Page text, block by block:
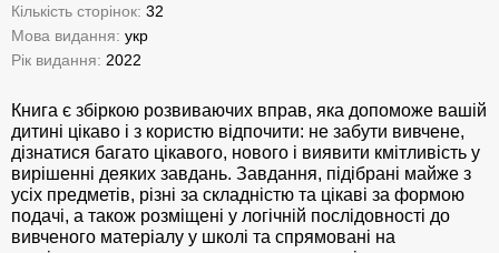
Кількість сторінок: 32
Мова видання: укр
Рік видання: 2022
Книга є збіркою розвиваючих вправ, яка допоможе вашій
дитині цікаво і з користю відпочити: не забути вивчене,
дізнатися багато цікавого, нового і виявити кмітливість у
вирішенні деяких завдань. Завдання, підібрані майже з
усіх предметів, різні за складністю та цікаві за формою
подачі, а також розміщені у логічній послідовності до
вивченого матеріалу у школі та спрямовані на